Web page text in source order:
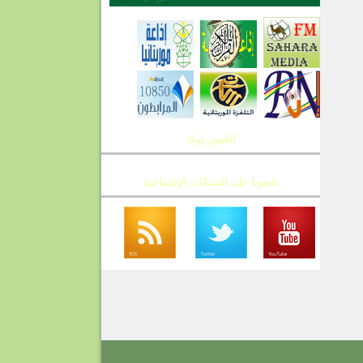
الفيس بوك
تابعونا على الشبكات الإجتماعية